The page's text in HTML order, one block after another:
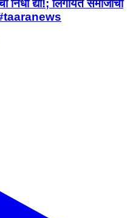
निधी द्या!; लिंगायत समाजाची